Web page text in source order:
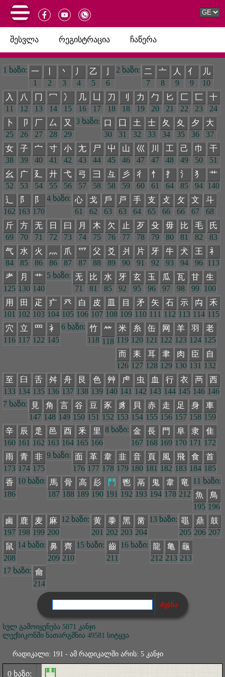
შესვლა რეგისტრაცია ჩაწერა
1 ხაზი: 一
1
2
丶
3
丿
4
乙
5
6
2 ხაზი:
二
7
亠
8
人
9
亻
9
儿
10
入
11
八
12
冂
13
冖
14
冫
15
几
16
17
刀
18
刂
18
力
19
勹
20
匕
21
匚
22
匸
23
十
24
卜
25
卩
26
厂
27
厶
28
又
29
3 ხაზი: 口
30
囗
31
土
32
士
33
夂
34
夊
35
夕
36
大
37
女
38
子
39
宀
40
寸
41
小
42
尢
43
尸
44
屮
45
山
46
巛
47
川
47
工
48
己
49
巾
50
干
51
幺
52
广
53
廴
54
廾
55
弋
56
弓
57
彐
58
彑
58
彡
59
彳
60
忄
61
扌
64
氵
85
犭
94
艹
140
辶
162
阝
163
阝
170
4 ხაზი: 心
61
戈
62
戶
63
戸
63
手
64
支
65
攴
66
攵
66
文
67
斗
68
斤
69
方
70
无
71
日
72
曰
73
月
74
木
75
欠
76
止
77
歹
78
殳
79
毋
80
比
81
毛
82
氏
83
气
84
水
85
火
86
灬
86
爪
87
爫
87
父
88
爻
89
爿
90
片
91
牙
92
牛
93
犬
94
王
96
礻
113
耂
125
⺼
130
艹
140
5 ხაზი: 无
71
比
81
水
85
牙
92
玄
95
玉
96
瓜
97
瓦
98
甘
99
生
100
用
101
田
102
疋
103
疒
104
癶
105
白
106
皮
107
皿
108
目
109
矛
110
矢
111
石
112
示
113
禸
114
禾
115
穴
116
立
117
罒
122
衤
145
6 ხაზი: 竹
118
𥫗
118
米
119
糸
120
缶
121
网
122
羊
123
羽
124
老
125
而
126
耒
127
耳
128
聿
129
肉
130
臣
131
自
132
至
133
臼
134
舌
135
舛
136
舟
137
艮
138
色
139
艸
140
虍
141
虫
142
血
143
行
144
衣
145
襾
146
西
146
7 ხაზი:
見
147
角
148
言
149
谷
150
豆
151
豕
152
豸
153
貝
154
赤
155
走
156
足
157
身
158
車
159
辛
160
辰
161
辵
162
邑
163
酉
164
釆
165
里
166
8 ხაზი: 金
167
長
168
門
169
阜
170
隶
171
隹
172
雨
173
青
174
非
175
9 ხაზი: 面
176
革
177
韋
178
韭
179
音
180
頁
181
風
182
飛
183
食
184
首
185
香
186
10 ხაზი: 馬
187
骨
188
高
189
髟
190
鬥
191
鬯
192
鬲
193
鬼
194
韋
178
竜
212
11 ხაზი:
魚
195
鳥
196
鹵
197
鹿
198
麦
199
麻
200
12 ხაზი: 黄
201
黍
202
黑
203
黹
204
13 ხაზი: 黽
205
鼎
206
鼓
207
鼠
208
14 ხაზი: 鼻
209
齊
210
15 ხაზი: 齒
211
16 ხაზი: 龍
212
亀
213
龜
213
17 ხაზი: 龠
214
სულ გამოიყენება 5071 კანჯი
ლექსიკონში ნათარგმნია 49581 სიტყვა
რადიკალი: 191 - ამ რადიკალში არის: 5 კანჯი
0 ხაზი: 鬥